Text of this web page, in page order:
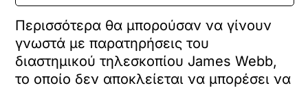
Περισσότερα θα μπορούσαν να γίνουν
γνωστά με παρατηρήσεις του
διαστημικού τηλεσκοπίου James Webb,
το οποίο δεν αποκλείεται να μπορέσει να